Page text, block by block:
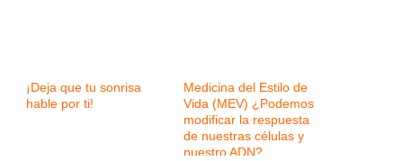
¡Deja que tu sonrisa
hable por ti!
Medicina del Estilo de
Vida (MEV) ¿Podemos
modificar la respuesta
de nuestras células y
nuestro ADN?